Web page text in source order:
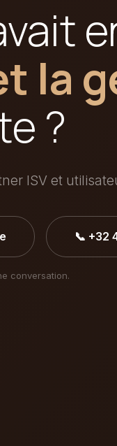
la
?
ISV et
📞 +32
conversation.